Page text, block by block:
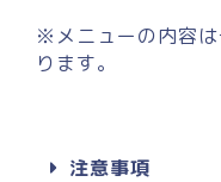
※メニューの内容
ります。
注意事項